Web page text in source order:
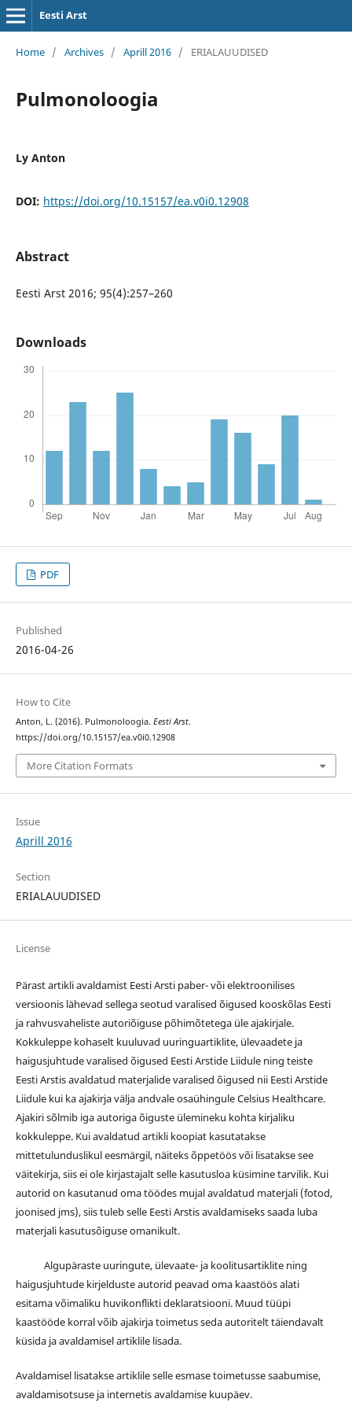
Eesti Arst
Home / Archives / Aprill 2016 / ERIALAUUDISED
Pulmonoloogia
Ly Anton
DOI: https://doi.org/10.15157/ea.v0i0.12908
Abstract
Eesti Arst 2016; 95(4):257–260
Downloads
PDF
Published
2016-04-26
How to Cite
Anton, L. (2016). Pulmonoloogia. Eesti Arst.
https://doi.org/10.15157/ea.v0i0.12908
More Citation Formats
Issue
Aprill 2016
Section
ERIALAUUDISED
License
Pärast artikli avaldamist Eesti Arsti paber- või elektroonilises
versioonis lähevad sellega seotud varalised õigused kooskõlas Eesti
ja rahvusvaheliste autoriõiguse põhimõtetega üle ajakirjale.
Kokkuleppe kohaselt kuuluvad uuringuartiklite, ülevaadete ja
haigusjuhtude varalised õigused Eesti Arstide Liidule ning teiste
Eesti Arstis avaldatud materjalide varalised õigused nii Eesti Arstide
Liidule kui ka ajakirja välja andvale osaühingule Celsius Healthcare.
Ajakiri sõlmib iga autoriga õiguste ülemineku kohta kirjaliku
kokkuleppe. Kui avaldatud artikli koopiat kasutatakse
mittetulunduslikul eesmärgil, näiteks õppetöös või lisatakse see
väitekirja, siis ei ole kirjastajalt selle kasutusloa küsimine tarvilik. Kui
autorid on kasutanud oma töödes mujal avaldatud materjali (fotod,
joonised jms), siis tuleb selle Eesti Arstis avaldamiseks saada luba
materjali kasutusõiguse omanikult.
Algupäraste uuringute, ülevaate- ja koolitusartiklite ning
haigusjuhtude kirjelduste autorid peavad oma kaastöös alati
esitama võimaliku huvikonflikti deklaratsiooni. Muud tüüpi
kaastööde korral võib ajakirja toimetus seda autoritelt täiendavalt
küsida ja avaldamisel artiklile lisada.
Avaldamisel lisatakse artiklile selle esmase toimetusse saabumise,
avaldamisotsuse ja internetis avaldamise kuupäev.